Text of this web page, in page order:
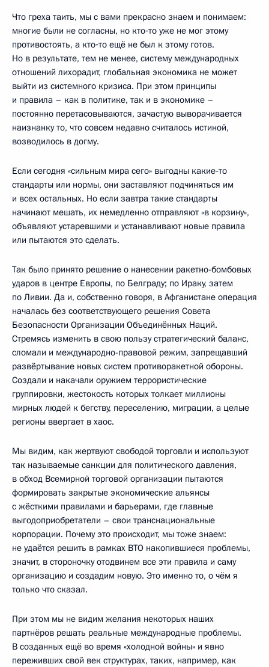
Что греха таить, мы с вами прекрасно знаем и понимаем:
многие были не согласны, но кто‑то уже не мог этому
противостоять, а кто‑то ещё не был к этому готов.
Но в результате, тем не менее, систему международных
отношений лихорадит, глобальная экономика не может
выйти из системного кризиса. При этом принципы
и правила – как в политике, так и в экономике –
постоянно перетасовываются, зачастую выворачивается
наизнанку то, что совсем недавно считалось истиной,
возводилось в догму.
Если сегодня «сильным мира сего» выгодны какие‑то
стандарты или нормы, они заставляют подчиняться им
и всех остальных. Но если завтра такие стандарты
начинают мешать, их немедленно отправляют «в корзину»,
объявляют устаревшими и устанавливают новые правила
или пытаются это сделать.
Так было принято решение о нанесении ракетно-бомбовых
ударов в центре Европы, по Белграду; по Ираку, затем
по Ливии. Да и, собственно говоря, в Афганистане операция
началась без соответствующего решения Совета
Безопасности Организации Объединённых Наций.
Стремясь изменить в свою пользу стратегический баланс,
сломали и международно-правовой режим, запрещавший
развёртывание новых систем противоракетной обороны.
Создали и накачали оружием террористические
группировки, жестокость которых толкает миллионы
мирных людей к бегству, переселению, миграции, а целые
регионы ввергает в хаос.
Мы видим, как жертвуют свободой торговли и используют
так называемые санкции для политического давления,
в обход Всемирной торговой организации пытаются
формировать закрытые экономические альянсы
с жёсткими правилами и барьерами, где главные
выгодоприобретатели – свои транснациональные
корпорации. Почему это происходит, мы тоже знаем:
не удаётся решить в рамках ВТО накопившиеся проблемы,
значит, в стороночку отодвинем все эти правила и саму
организацию и создадим новую. Это именно то, о чём я
только что сказал.
При этом мы не видим желания некоторых наших
партнёров решать реальные международные проблемы.
В созданных ещё во время «холодной войны» и явно
переживших свой век структурах, таких, например, как